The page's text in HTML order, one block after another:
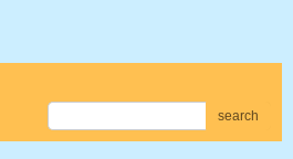
search